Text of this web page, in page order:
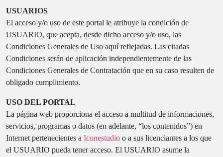
USUARIOS
El acceso y/o uso de este portal le atribuye la condición de
USUARIO, que acepta, desde dicho acceso y/o uso, las
Condiciones Generales de Uso aquí reflejadas. Las citadas
Condiciones serán de aplicación independientemente de las
Condiciones Generales de Contratación que en su caso resulten de
obligado cumplimiento.
USO DEL PORTAL
La página web proporciona el acceso a multitud de informaciones,
servicios, programas o datos (en adelante, “los contenidos”) en
Internet pertenecientes a Iconestudio o a sus licenciantes a los que
el USUARIO pueda tener acceso. El USUARIO asume la